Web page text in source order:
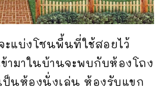
แบ่งโซนพื้นที่ใช้สอยไว้
ามาในบ้านจะพบกับห้องโถง
ป็นห้องนั่งเล่น ห้องรับแขก